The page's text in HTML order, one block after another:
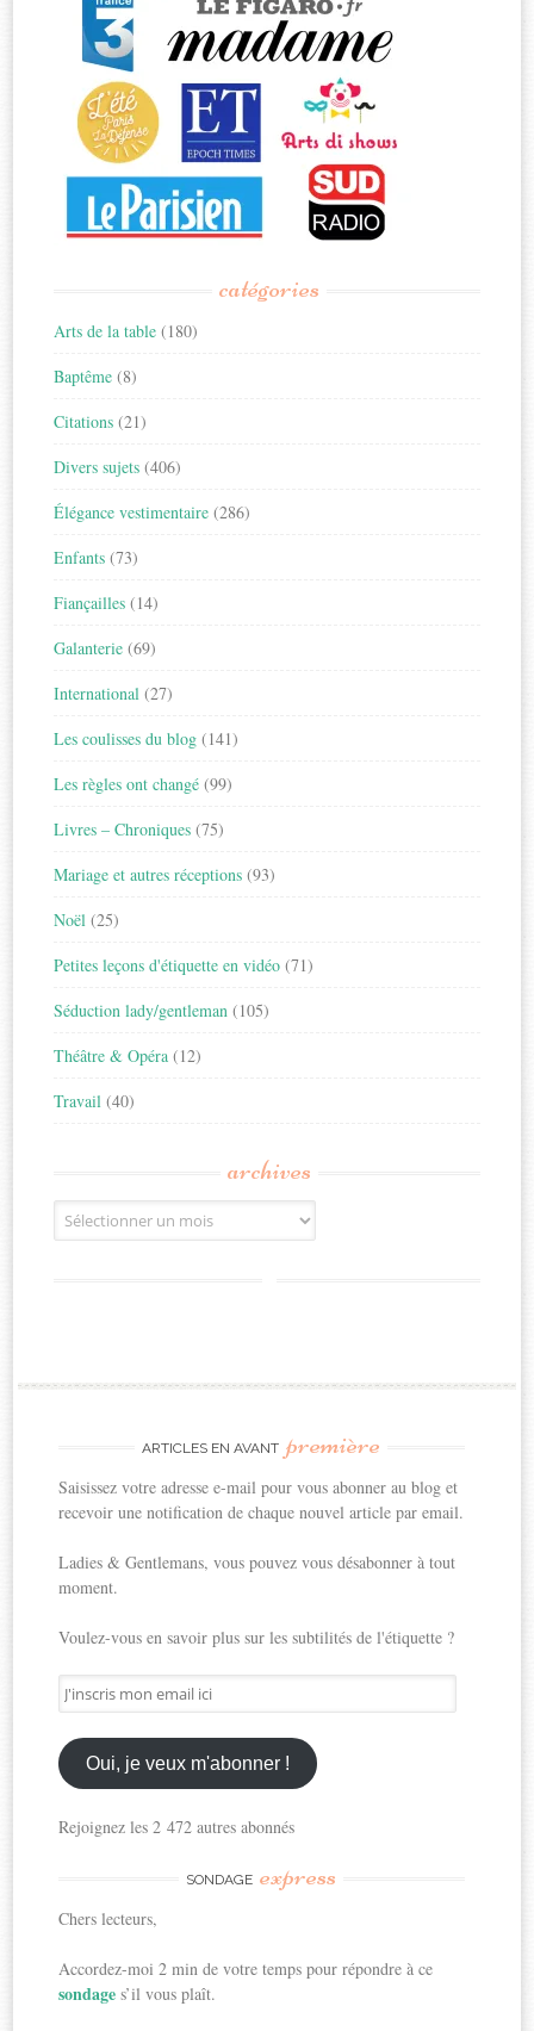
catégories
Arts de la table (180)
Baptême (8)
Citations (21)
Divers sujets (406)
Élégance vestimentaire (286)
Enfants (73)
Fiançailles (14)
Galanterie (69)
International (27)
Les coulisses du blog (141)
Les règles ont changé (99)
Livres – Chroniques (75)
Mariage et autres réceptions (93)
Noël (25)
Petites leçons d'étiquette en vidéo (71)
Séduction lady/gentleman (105)
Théâtre & Opéra (12)
Travail (40)
archives
Archives
ARTICLES EN AVANT première
Saisissez votre adresse e-mail pour vous abonner au blog et
recevoir une notification de chaque nouvel article par email.
Ladies & Gentlemans, vous pouvez vous désabonner à tout
moment.
Voulez-vous en savoir plus sur les subtilités de l'étiquette ?
J'inscris
mon
email
ici
Oui, je veux m'abonner !
Rejoignez les 2 472 autres abonnés
SONDAGE express
Chers lecteurs,
Accordez-moi 2 min de votre temps pour répondre à ce
sondages’il vous plaît.